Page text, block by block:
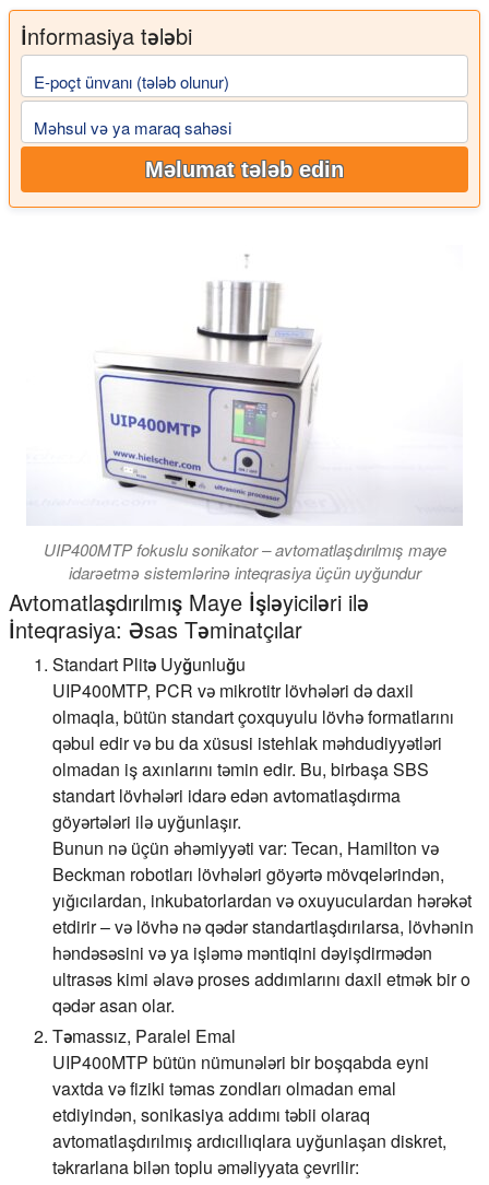
İnformasiya tələbi
E-poçt ünvanı (tələb olunur)
Məhsul və ya maraq sahəsi
Məlumat tələb edin
UIP400MTP fokuslu sonikator – avtomatlaşdırılmış maye
idarəetmə sistemlərinə inteqrasiya üçün uyğundur
Avtomatlaşdırılmış Maye İşləyiciləri ilə
İnteqrasiya: Əsas Təminatçılar
Standart Plitə Uyğunluğu
UIP400MTP, PCR və mikrotitr lövhələri də daxil
olmaqla, bütün standart çoxquyulu lövhə formatlarını
qəbul edir və bu da xüsusi istehlak məhdudiyyətləri
olmadan iş axınlarını təmin edir. Bu, birbaşa SBS
standart lövhələri idarə edən avtomatlaşdırma
göyərtələri ilə uyğunlaşır.
Bunun nə üçün əhəmiyyəti var: Tecan, Hamilton və
Beckman robotları lövhələri göyərtə mövqelərindən,
yığıcılardan, inkubatorlardan və oxuyuculardan hərəkət
etdirir – və lövhə nə qədər standartlaşdırılarsa, lövhənin
həndəsəsini və ya işləmə məntiqini dəyişdirmədən
ultrasəs kimi əlavə proses addımlarını daxil etmək bir o
qədər asan olar.
Təmassız, Paralel Emal
UIP400MTP bütün nümunələri bir boşqabda eyni
vaxtda və fiziki təmas zondları olmadan emal
etdiyindən, sonikasiya addımı təbii olaraq
avtomatlaşdırılmış ardıcıllıqlara uyğunlaşan diskret,
təkrarlana bilən toplu əməliyyata çevrilir: